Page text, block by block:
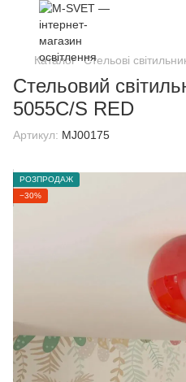
Каталог Стельові
Стельовий
5055С/S RED
Артикул: MJ00175
РОЗПРОДАЖ
−30%